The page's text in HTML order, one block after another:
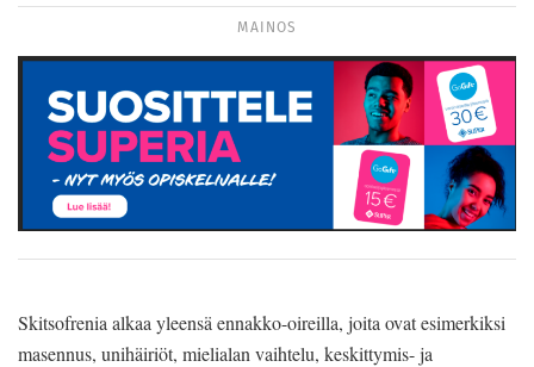
MAINOS
Skitsofrenia alkaa yleensä ennakko-oireilla, joita ovat esimerkiksi
masennus, unihäiriöt, mielialan vaihtelu, keskittymis- ja